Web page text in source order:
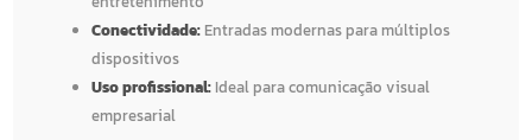
Conectividade: Entradas modernas para múltiplos
dispositivos
Uso profissional: Ideal para comunicação visual
empresarial